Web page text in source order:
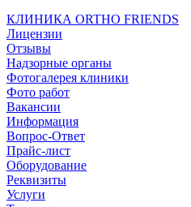
КЛИНИКА ORTHO FRIENDS
Лицензии
Отзывы
Надзорные органы
Фотогалерея клиники
Фото работ
Вакансии
Информация
Вопрос-Ответ
Прайс-лист
Оборудование
Реквизиты
Услуги